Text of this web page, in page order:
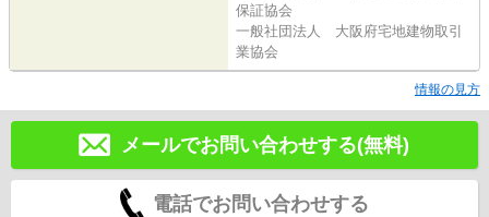
保証協会
一般社団法人 大阪府宅地建物取引
業協会
情報の見方
メールでお問い合わせする(無料)
電話でお問い合わせする